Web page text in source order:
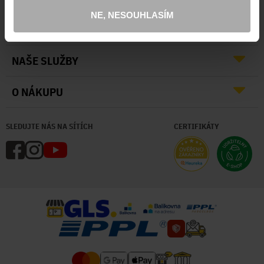
NE, NESOUHLASÍM
SLEDUJTE NÁS NA SÍTÍCH CERTIFIKÁTY
O NÁS
NAŠE SLUŽBY
O NÁKUPU